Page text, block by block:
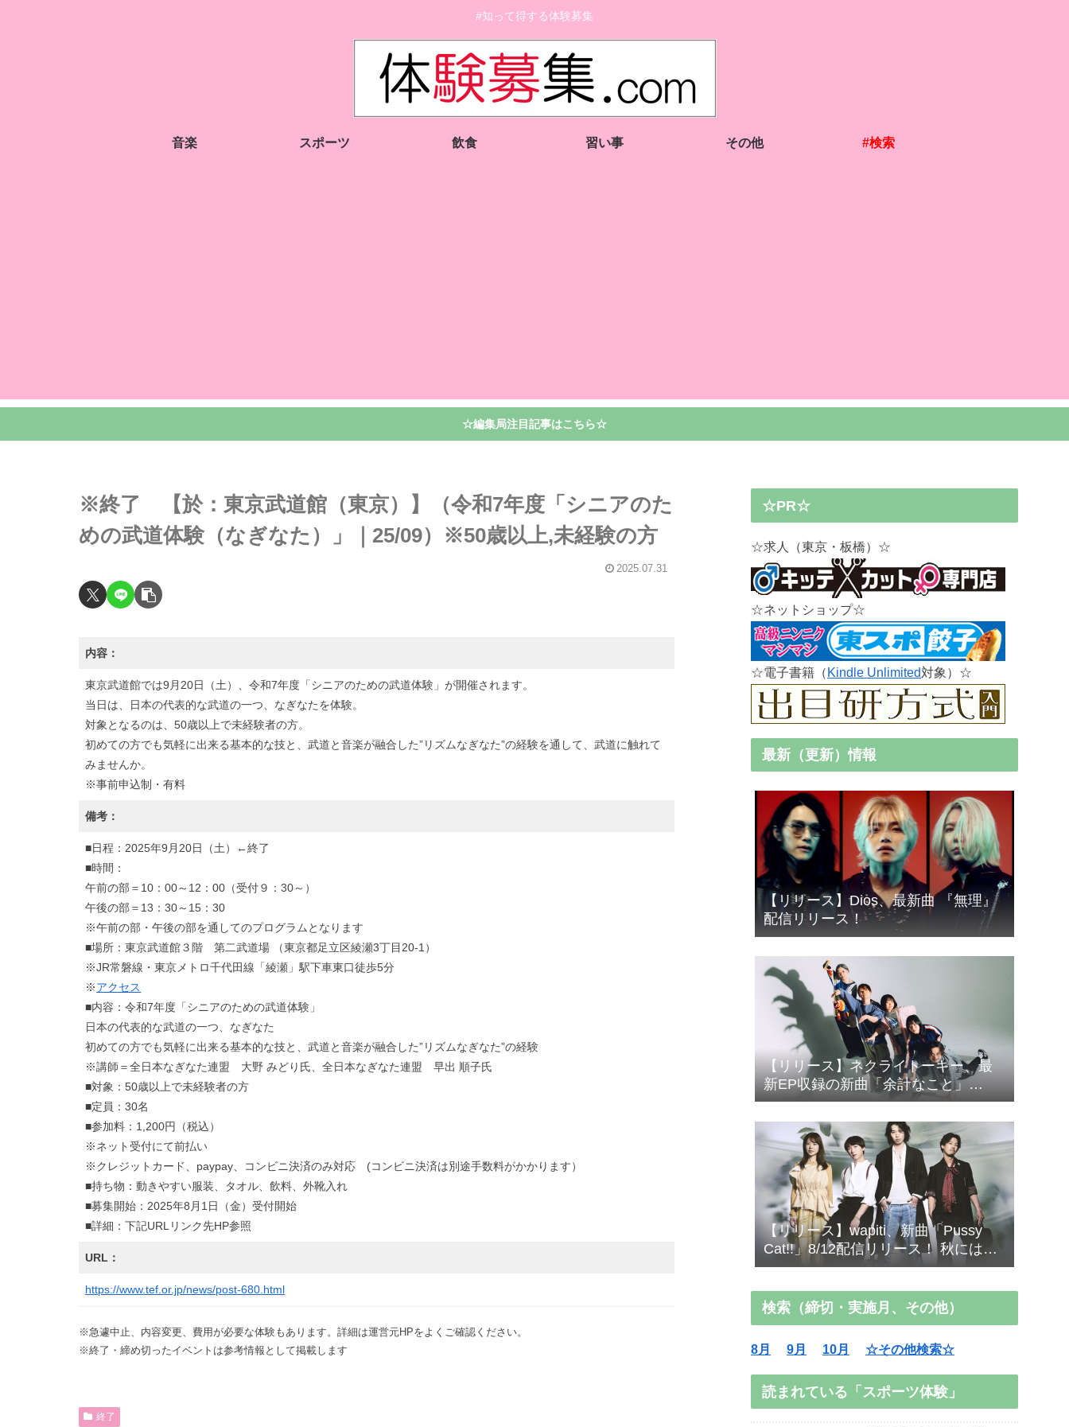
#知って得する体験募集
音楽 スポーツ 飲食 習い事 その他 #検索
☆編集局注目記事はこちら☆
※終了 【於：東京武道館（東京）】（令和7年度「シニアのた
めの武道体験（なぎなた）」｜25/09）※50歳以上,未経験の方
2025.07.31
内容：
東京武道館では9月20日（土）、令和7年度「シニアのための武道体験」が開催されます。
当日は、日本の代表的な武道の一つ、なぎなたを体験。
対象となるのは、50歳以上で未経験者の方。
初めての方でも気軽に出来る基本的な技と、武道と音楽が融合した”リズムなぎなた”の経験を通して、武道に触れて
みませんか。
※事前申込制・有料
備考：
■日程：2025年9月20日（土）←終了
■時間：
午前の部＝10：00～12：00（受付９：30～）
午後の部＝13：30～15：30
※午前の部・午後の部を通してのプログラムとなります
■場所：東京武道館３階 第二武道場 （東京都足立区綾瀬3丁目20-1）
※JR常磐線・東京メトロ千代田線「綾瀬」駅下車東口徒歩5分
※アクセス
■内容：令和7年度「シニアのための武道体験」
日本の代表的な武道の一つ、なぎなた
初めての方でも気軽に出来る基本的な技と、武道と音楽が融合した”リズムなぎなた”の経験
※講師＝全日本なぎなた連盟 大野 みどり氏、全日本なぎなた連盟 早出 順子氏
■対象：50歳以上で未経験者の方
■定員：30名
■参加料：1,200円（税込）
※ネット受付にて前払い
※クレジットカード、paypay、コンビニ決済のみ対応 (コンビニ決済は別途手数料がかかります）
■持ち物：動きやすい服装、タオル、飲料、外靴入れ
■募集開始：2025年8月1日（金）受付開始
■詳細：下記URLリンク先HP参照
URL：
https://www.tef.or.jp/news/post-680.html
※急遽中止、内容変更、費用が必要な体験もあります。詳細は運営元HPをよくご確認ください。
※終了・締め切ったイベントは参考情報として掲載します
終了
☆PR☆
☆求人（東京・板橋）☆
☆ネットショップ☆
☆電子書籍（Kindle Unlimited対象）☆
最新（更新）情報
【リリース】Dios、最新曲 『無理』
配信リリース！
【リリース】ネクライトーキー、最
新EP収録の新曲「余計なこと」
Music Video公開！
【リリース】wapiti、新曲「Pussy
Cat!!」8/12配信リリース！ 秋にはメ
ジャー1stアルバム
検索（締切・実施月、その他）
8月 9月 10月 ☆その他検索☆
読まれている「スポーツ体験」